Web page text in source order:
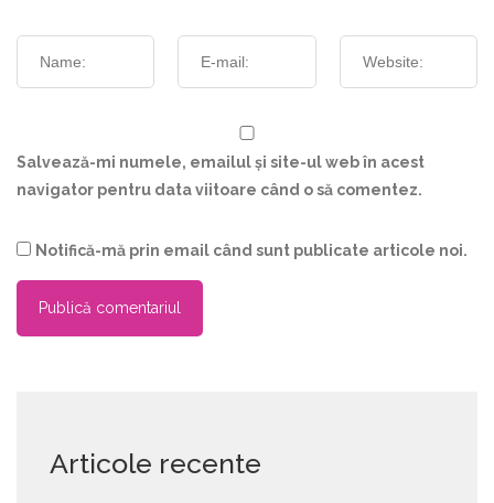
Salvează-mi numele, emailul și site-ul web în acest
navigator pentru data viitoare când o să comentez.
Notifică-mă prin email când sunt publicate articole noi.
Articole recente